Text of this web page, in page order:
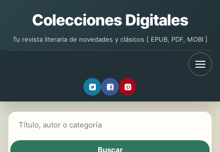
Colecciones Digitales
Tu revista literaria de novedades y clásicos [ EPUB, PDF, MOBI ]